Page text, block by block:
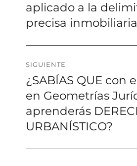
aplicado a la
precisa
SIGUIENTE
Siguiente
entrada:
¿SABÍAS QUE con
en Geometrías
aprenderás
URBANÍSTICO?